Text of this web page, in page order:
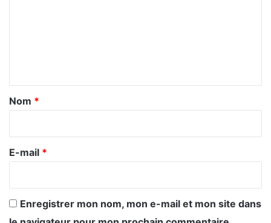
a
e
Nom *
E-mail *
Enregistrer mon nom, mon e-mail et mon site dans